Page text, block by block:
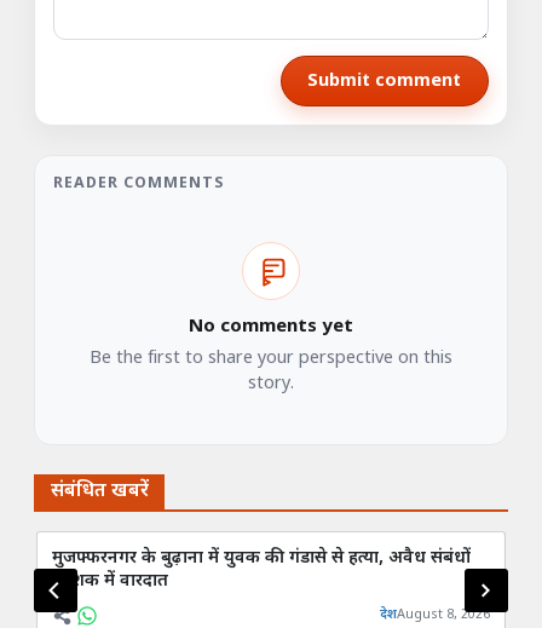
Submit comment
READER COMMENTS
No comments yet
Be the first to share your perspective on this
story.
संबंधित खबरें
मुजफ्फरनगर के बुढ़ाना में युवक की गंडासे से हत्या, अवैध संबंधों
के शक में वारदात
देशAugust 8, 2026